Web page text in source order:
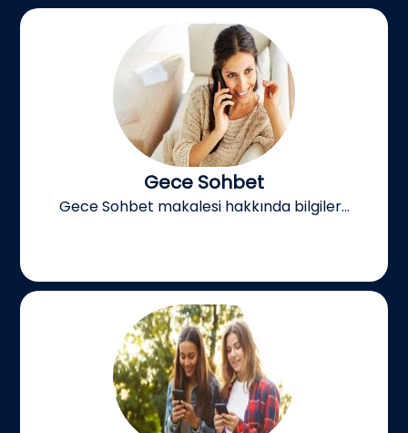
Gece Sohbet
Gece Sohbet makalesi hakkında bilgiler...